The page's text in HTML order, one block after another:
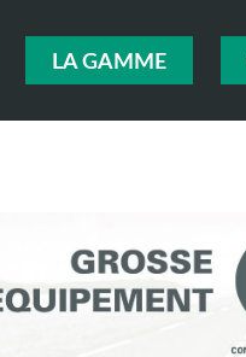
LA GAMME